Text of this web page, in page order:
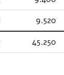
9.520
45.250